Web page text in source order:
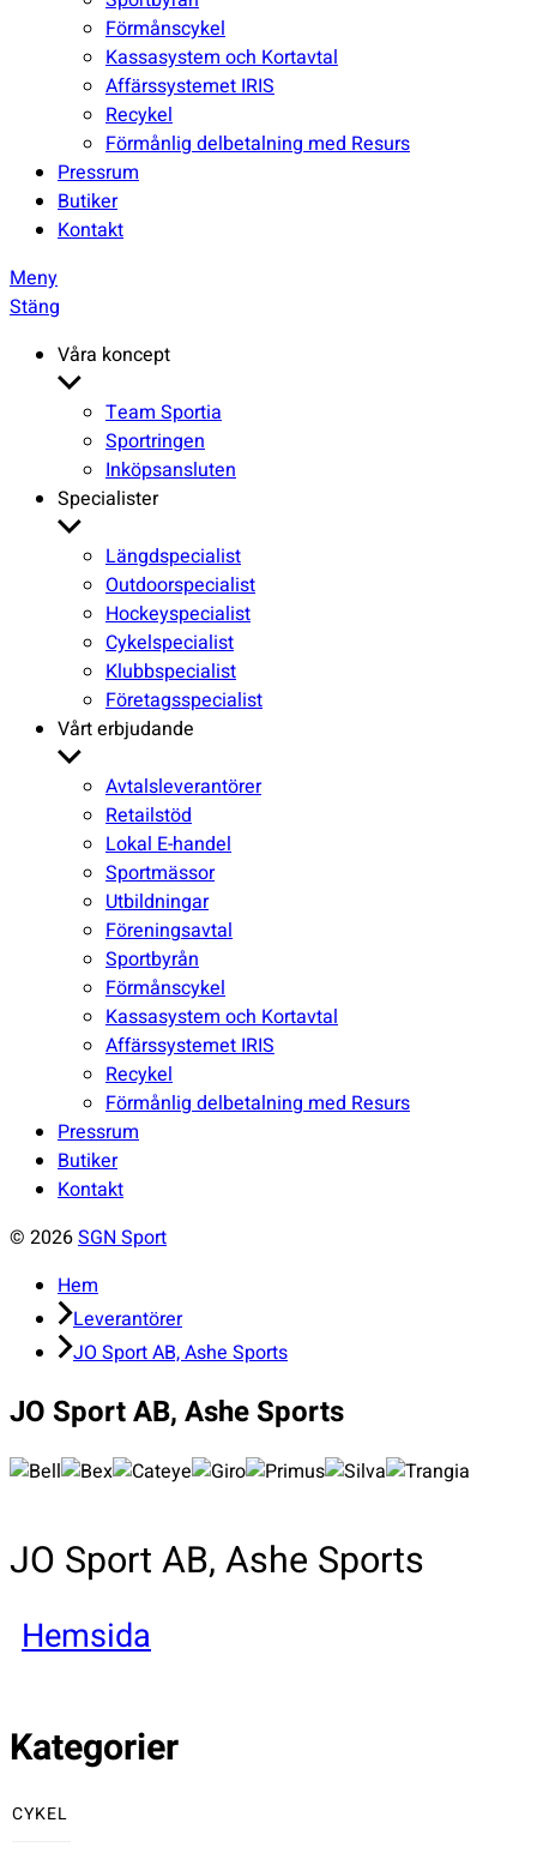
Förmånscykel
Kassasystem och Kortavtal
Affärssystemet IRIS
Recykel
Förmånlig delbetalning med Resurs
Pressrum
Butiker
Kontakt
Meny
Stäng
Våra koncept
Visa
undermeny
Team Sportia
Sportringen
Inköpsansluten
Specialister
Visa
undermeny
Längdspecialist
Outdoorspecialist
Hockeyspecialist
Cykelspecialist
Klubbspecialist
Företagsspecialist
Vårt erbjudande
Visa
undermeny
Avtalsleverantörer
Retailstöd
Lokal E-handel
Sportmässor
Utbildningar
Föreningsavtal
Sportbyrån
Förmånscykel
Kassasystem och Kortavtal
Affärssystemet IRIS
Recykel
Förmånlig delbetalning med Resurs
Pressrum
Butiker
Kontakt
© 2026SGN Sport
Hem
Leverantörer
JO Sport AB, Ashe Sports
JO Sport AB, Ashe Sports
JO Sport AB, Ashe Sports
Hemsida
Kategorier
CYKEL